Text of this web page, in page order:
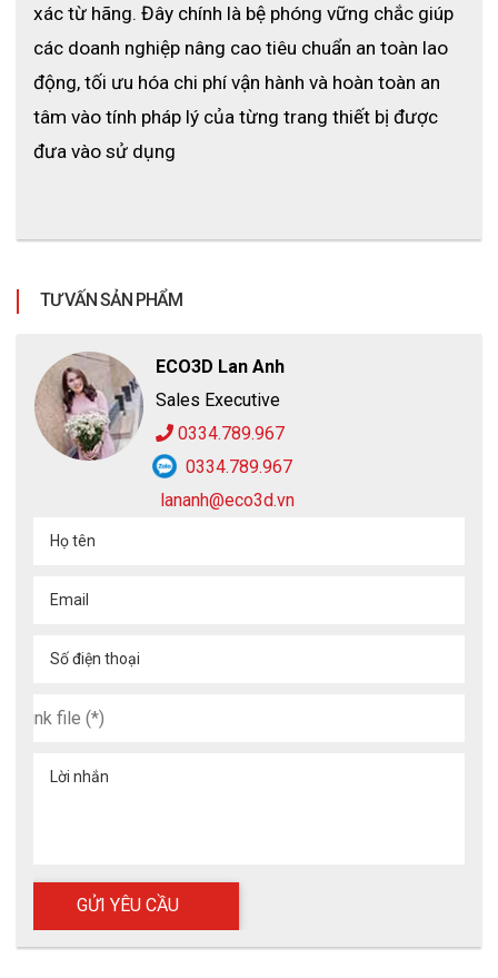
xác từ hãng. Đây chính là bệ phóng vững chắc giúp
các doanh nghiệp nâng cao tiêu chuẩn an toàn lao
động, tối ưu hóa chi phí vận hành và hoàn toàn an
tâm vào tính pháp lý của từng trang thiết bị được
đưa vào sử dụng
TƯ VẤN SẢN PHẨM
ECO3D Lan Anh
Sales Executive
0334.789.967
0334.789.967
lananh@eco3d.vn
Họ tên
Email
Số điện thoại
Lời nhắn